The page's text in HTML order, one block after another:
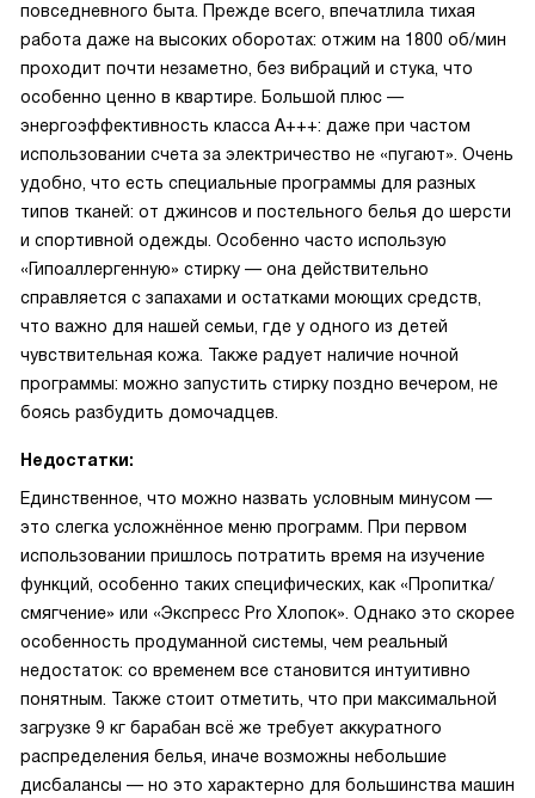
повседневного быта. Прежде всего, впечатлила тихая
работа даже на высоких оборотах: отжим на 1800 об/мин
проходит почти незаметно, без вибраций и стука, что
особенно ценно в квартире. Большой плюс —
энергоэффективность класса А+++: даже при частом
использовании счета за электричество не «пугают». Очень
удобно, что есть специальные программы для разных
типов тканей: от джинсов и постельного белья до шерсти
и спортивной одежды. Особенно часто использую
«Гипоаллергенную» стирку — она действительно
справляется с запахами и остатками моющих средств,
что важно для нашей семьи, где у одного из детей
чувствительная кожа. Также радует наличие ночной
программы: можно запустить стирку поздно вечером, не
боясь разбудить домочадцев.
Недостатки:
Единственное, что можно назвать условным минусом —
это слегка усложнённое меню программ. При первом
использовании пришлось потратить время на изучение
функций, особенно таких специфических, как «Пропитка/
смягчение» или «Экспресс Pro Хлопок». Однако это скорее
особенность продуманной системы, чем реальный
недостаток: со временем все становится интуитивно
понятным. Также стоит отметить, что при максимальной
загрузке 9 кг барабан всё же требует аккуратного
распределения белья, иначе возможны небольшие
дисбалансы — но это характерно для большинства машин